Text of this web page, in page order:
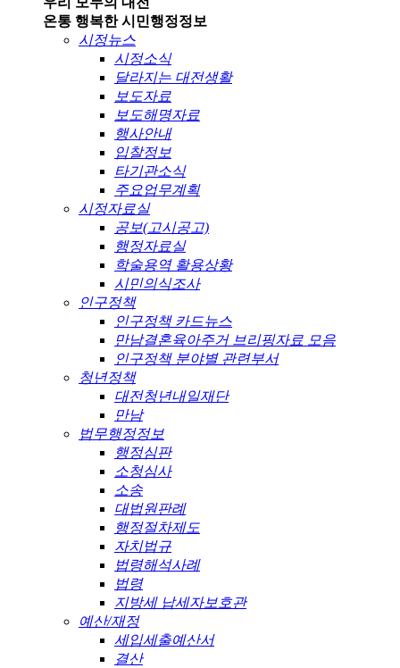
온통 행복한 시민행정정보
시정뉴스
시정소식
달라지는 대전생활
보도자료
보도해명자료
행사안내
입찰정보
타기관소식
주요업무계획
시정자료실
공보(고시공고)
행정자료실
학술용역 활용상황
시민의식조사
인구정책
인구정책 카드뉴스
만남결혼육아주거 브리핑자료 모음
인구정책 분야별 관련부서
청년정책
대전청년내일재단
만남
법무행정정보
행정심판
소청심사
소송
대법원판례
행정절차제도
자치법규
법령해석사례
법령
지방세 납세자보호관
예산/재정
세입세출예산서
결산